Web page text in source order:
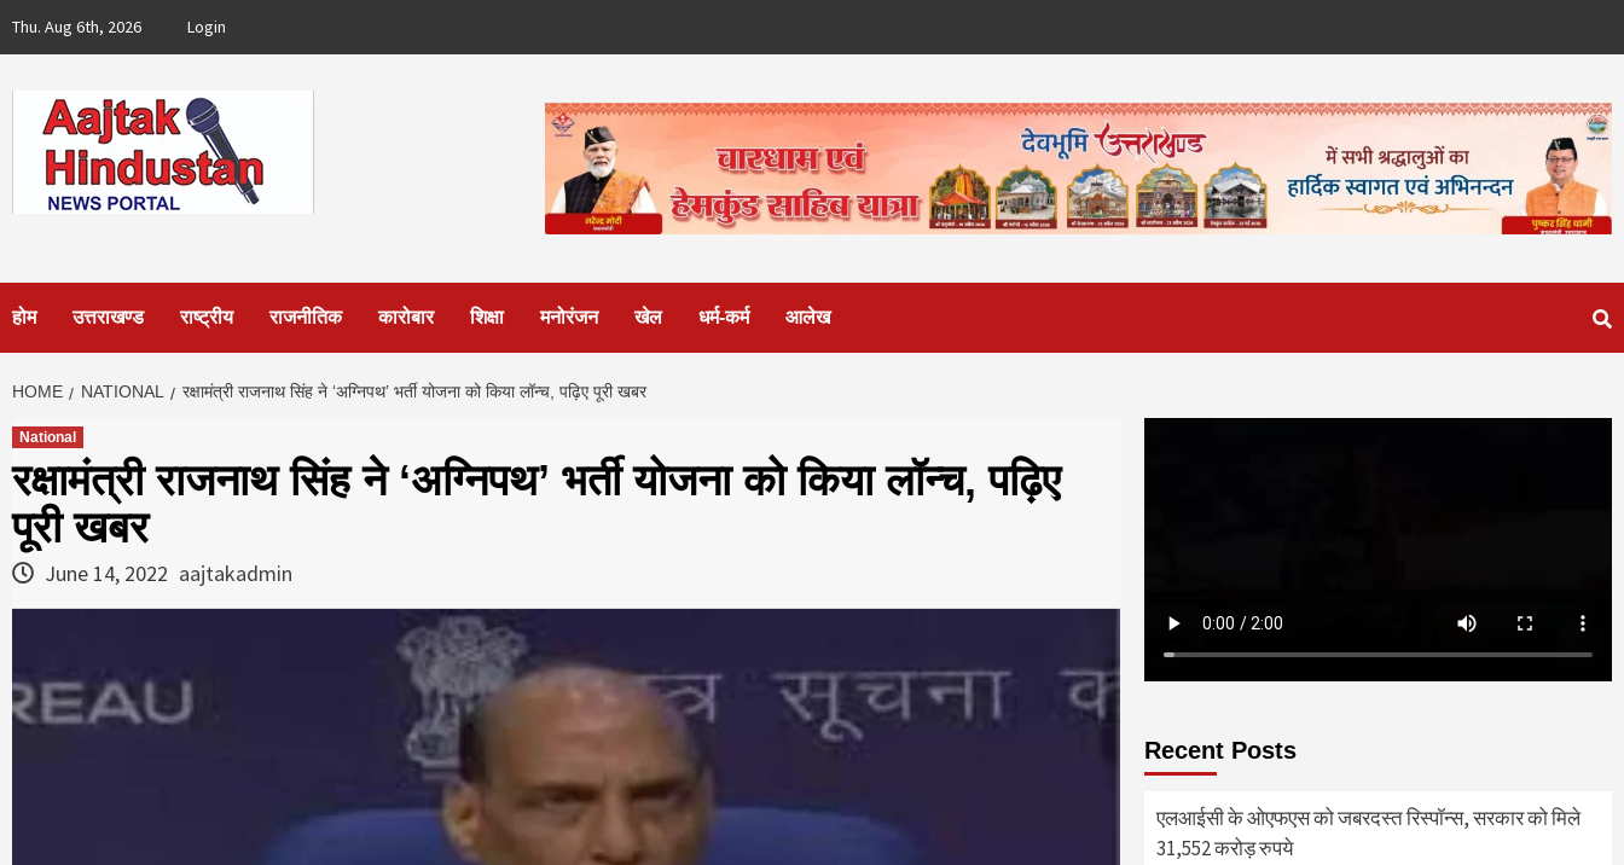
Thu. Aug 6th, 2026 Login
होम उत्तराखण्ड राष्ट्रीय राजनीतिक कारोबार शिक्षा मनोरंजन खेल धर्म-कर्म आलेख
HOME NATIONAL रक्षामंत्री राजनाथ सिंह ने ‘अग्निपथ’ भर्ती योजना को किया लॉन्च, पढ़िए पूरी खबर
National
रक्षामंत्री राजनाथ सिंह ने ‘अग्निपथ’ भर्ती योजना को किया लॉन्च, पढ़िए
पूरी खबर
June 14, 2022 aajtakadmin
Recent Posts
एलआईसी के ओएफएस को जबरदस्त रिस्पॉन्स, सरकार को मिले
31,552 करोड़ रुपये